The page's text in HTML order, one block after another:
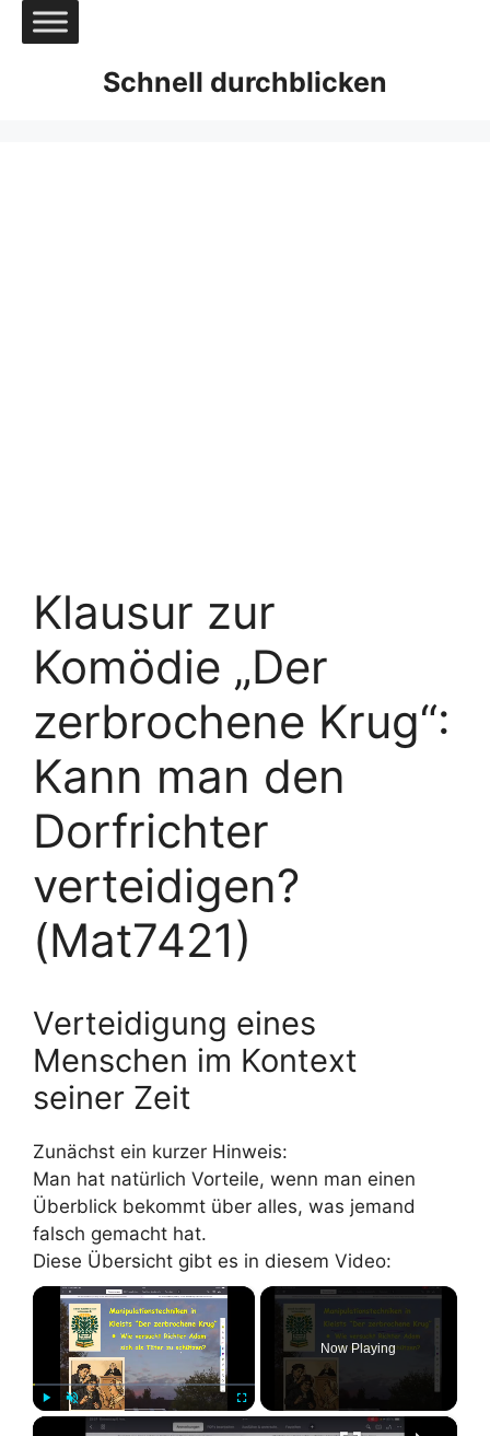
Zum
Inhalt
Schnell durchblicken
Klausur zur
Komödie „Der
zerbrochene Krug“:
Kann man den
Dorfrichter
verteidigen?
(Mat7421)
Verteidigung eines
Menschen im Kontext
seiner Zeit
Zunächst ein kurzer Hinweis:
Man hat natürlich Vorteile, wenn man einen
Überblick bekommt über alles, was jemand
falsch gemacht hat.
Diese Übersicht gibt es in diesem Video:
×
Unmute Fullscreen
Now Playing
×